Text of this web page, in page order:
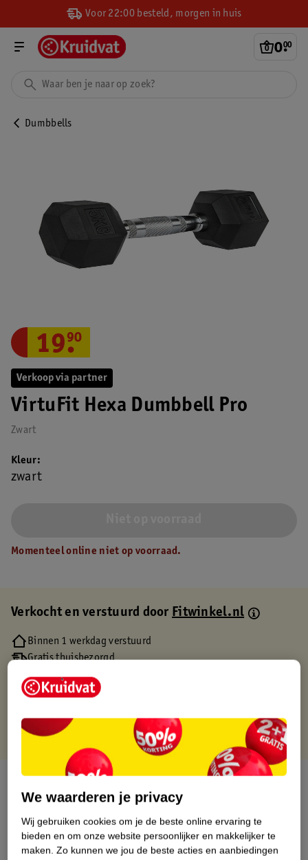
Voor 22:00 besteld, morgen in huis
0.
00
Dumbbells
Verkoop via partner
VirtuFit Hexa Dumbbell Pro
Zwart
19.
90
Kleur
zwart
Momenteel online niet op voorraad.
Verkocht en verstuurd doorFitwinkel.nl
Binnen 1 werkdag verstuurd
Gratis thuisbezorgd
Gratis retourneren via verkooppartner.
Gratis punten met je Kruidvat kaart
Over dit product
Nature Impact Score
We waarderen je privacy
Wij gebruiken cookies om je de beste online ervaring te
bieden en om onze website persoonlijker en makkelijker te
maken. Zo kunnen we jou de beste acties en aanbiedingen